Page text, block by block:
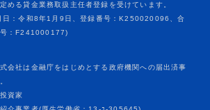
める貸金業務取扱主任者登録を受けています。
日：令和8年1月9日、登録番号：K250020096、合
号：F241000177)
会社は金融庁をはじめとする政府機関への届出済事
資家